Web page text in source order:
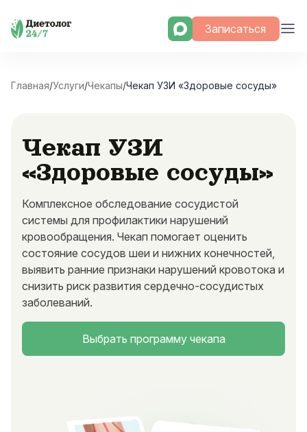
Skip
Записаться
Главная/Услуги/Чекапы/Чекап УЗИ «Здоровые сосуды»
Чекап УЗИ
«Здоровые сосуды»
Комплексное обследование сосудистой
системы для профилактики нарушений
кровообращения. Чекап помогает оценить
состояние сосудов шеи и нижних конечностей,
выявить ранние признаки нарушений кровотока и
снизить риск развития сердечно-сосудистых
заболеваний.
Выбрать программу чекапа